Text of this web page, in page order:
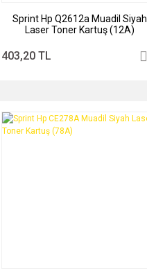
Sprint Hp Q2612a Muadil Siyah
Laser Toner Kartuş (12A)
403,20 TL